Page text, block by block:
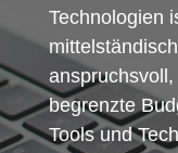
Technologien
begrenzte
Tools und